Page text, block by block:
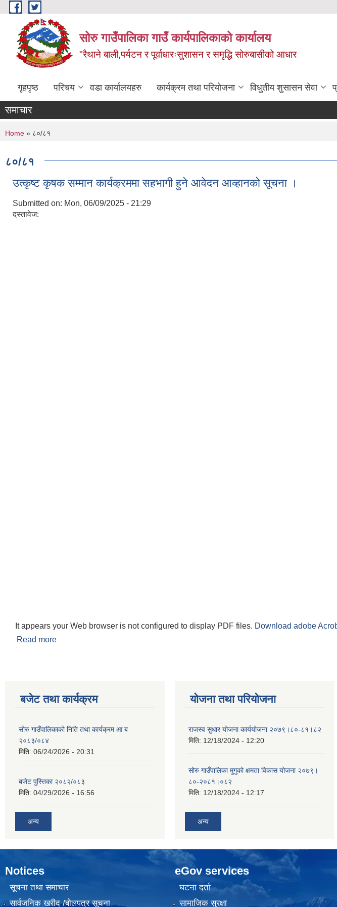
Skip to main content
सोरु गाउँपालिका गाउँ कार्यपालिकाको कार्यालय
"रैथाने बाली,पर्यटन र पूर्वाधारःसुशासन र समृद्धि सोरुबासीको आधार
गृहपृष्ठ परिचय वडा कार्यालयहरु कार्यक्रम तथा परियोजना विधुतीय शुसासन सेवा
समाचार
You are here
Home » ८०/८१
८०/८१
उत्कृष्ट कृषक सम्मान कार्यक्रममा सहभागी हुने आवेदन आव्हानको सूचना ।
Submitted on: Mon, 06/09/2025 - 21:29
दस्तावेज:
It appears your Web browser is not configured to display PDF files. Download adobe
Read more
बजेट तथा कार्यक्रम
सोरु गाउँपालिकाको निति तथा कार्यक्रम आ ब
२०८३/०८४
मिति: 06/24/2026 - 20:31
बजेट पुस्तिका २०८२/०८३
मिति: 04/29/2026 - 16:56
अन्य
योजना तथा परियोजना
राजस्व सुधार योजना कार्ययोजना २०७९।८०-८१।८२
मिति: 12/18/2024 - 12:20
सोरु गाउँपालिका मुगुको क्षमता विकास योजना २०७९।
८०-२०८१।०८२
मिति: 12/18/2024 - 12:17
अन्य
Notices
सूचना तथा समाचार
सार्वजनिक खरीद /बोलपत्र सूचना
eGov services
घटना दर्ता
सामाजिक सुरक्षा